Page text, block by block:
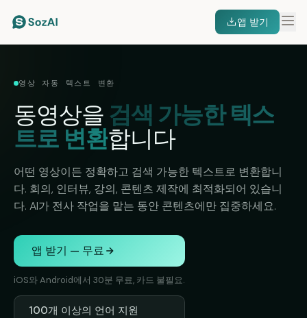
앱 받기
영상 자동 텍스트 변환
동영상을 검색 가능한 텍스
트로 변환합니다
어떤 영상이든 정확하고 검색 가능한 텍스트로 변환합니
다. 회의, 인터뷰, 강의, 콘텐츠 제작에 최적화되어 있습니
다. AI가 전사 작업을 맡는 동안 콘텐츠에만 집중하세요.
앱 받기 — 무료
iOS와 Android에서 30분 무료, 카드 불필요.
100개 이상의 언어 지원